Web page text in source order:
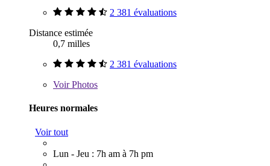
2 381 évaluations
Distance estimée
0,7 milles
2 381 évaluations
VoirPhotos
Heures normales
Voir tout
Lun - Jeu : 7h am à 7h pm